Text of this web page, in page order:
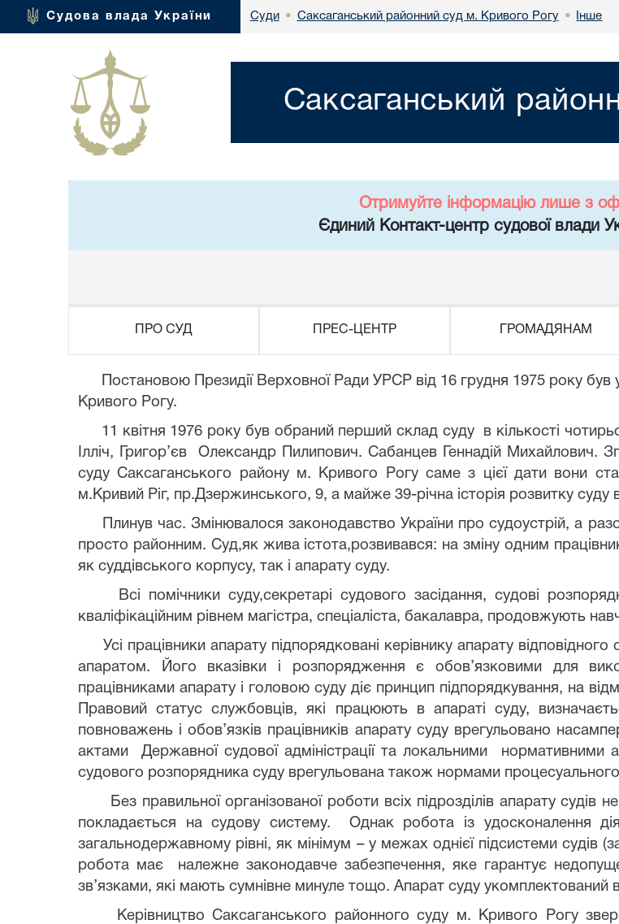
Судова влада України Суди • Саксаганський районний суд м. Кривого Рогу • Інше
Саксаганський
Отримуйте інформацію лише з
Єдиний Контакт-центр судової влади
ПРО СУД ПРЕС-ЦЕНТР ГРОМАДЯНАМ
Постановою Президії Верховної Ради УРСР від 16 грудня 1975 року був
Кривого Рогу.
11 квітня 1976 року був обраний перший склад суду в кількості
Ілліч, Григор’єв Олександр Пилипович. Сабанцев Геннадій
суду Саксаганського району м. Кривого Рогу саме з цієї дати вони
м.Кривий Ріг, пр.Дзержинського, 9, а майже 39-річна історія розвитку суду
Плинув час. Змінювалося законодавство України про судоустрій, а
просто районним. Суд,як жива істота,розвивався: на зміну одним
як суддівського корпусу, так і апарату суду.
Всі помічники суду,секретарі судового засідання, судові
кваліфікаційним рівнем магістра, спеціаліста, бакалавра, продовжують
Усі працівники апарату підпорядковані керівнику апарату
апаратом. Його вказівки і розпорядження є обов’язковими для
працівниками апарату і головою суду діє принцип підпорядкування, на
Правовий статус службовців, які працюють в апараті суду,
повноважень і обов’язків працівників апарату суду врегульовано
актами Державної судової адміністрації та локальними нормативними
судового розпорядника суду врегульована також нормами
Без правильної організованої роботи всіх підрозділів апарату судів
покладається на судову систему. Однак робота із удосконалення
загальнодержавному рівні, як мінімум – у межах однієї підсистеми судів
робота має належне законодавче забезпечення, яке гарантує
зв’язками, які мають сумнівне минуле тощо. Апарат суду
Керівництво Саксаганського районного суду м. Кривого Рогу